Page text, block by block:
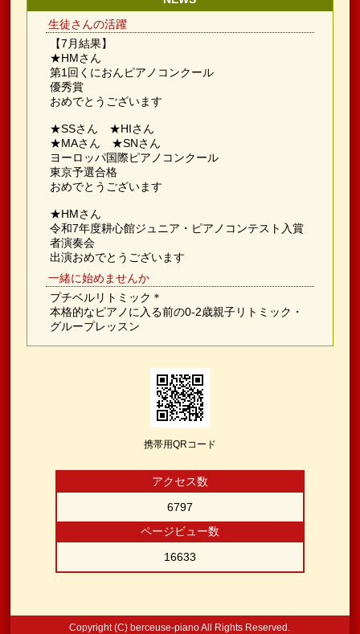
生徒さんの活躍
【7月結果】
★HMさん
第1回くにおんピアノコンクール
優秀賞
おめでとうございます
★SSさん ★HIさん
★MAさん ★SNさん
ヨーロッパ国際ピアノコンクール
東京予選合格
おめでとうございます
★HMさん
令和7年度耕心館ジュニア・ピアノコンテスト入賞
者演奏会
出演おめでとうございます
一緒に始めませんか
プチベルリトミック＊
本格的なピアノに入る前の0-2歳親子リトミック・
グループレッスン
携帯用QRコード
アクセス数
6797
ページビュー数
16633
Copyright (C) berceuse-piano All Rights Reserved.